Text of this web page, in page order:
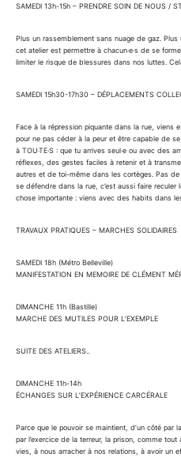
SAMEDI 13h-15h – PRENDRE SOIN DE NOUS /
Plus un rassemblement sans nuage de gaz. Plus
cet atelier est permettre à chacun·e·s de se
limiter le risque de blessures dans nos luttes.
SAMEDI 15h30-17h30 – DÉPLACEMENTS
Face à la répression piquante dans la rue, viens
pour ne pas céder à la peur et être capable de
à TOU·TE·S : que tu arrives seul·e ou avec des
réflexes, des gestes faciles à retenir et à
autres et de toi-même dans les cortèges. Pas
se défendre dans la rue, c’est aussi faire reculer
chose importante : viens avec des habits dans
TRAVAUX PRATIQUES – MARCHES SOLIDAIRES
SAMEDI 18h (Métro Belleville)
MANIFESTATION EN MEMOIRE DE CLÉMENT
DIMANCHE 11h (Bastille)
MARCHE DES MUTILES POUR L’EXEMPLE
SUITE DES ATELIERS..
DIMANCHE 11h-14h
ÉCHANGES SUR L’EXPÉRIENCE CARCÉRALE
Parce que le pouvoir se maintient, d’un côté par
par l’exercice de la terreur, la prison, comme
vies, à nous arracher à nos relations, à avoir un